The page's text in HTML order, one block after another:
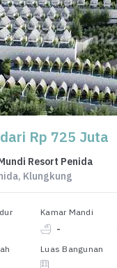
Rp 725 Juta
Resort Penida
Klungkung
Kamar Mandi
-
Luas Bangunan